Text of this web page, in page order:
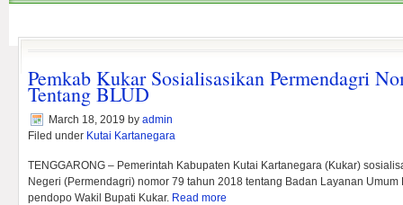
Pemkab Kukar Sosialisasikan Permendagri
Tentang BLUD
March 18, 2019 by admin
Filed under Kutai Kartanegara
TENGGARONG – Pemerintah Kabupaten Kutai Kartanegara (Kukar)
Negeri (Permendagri) nomor 79 tahun 2018 tentang Badan Layanan
pendopo Wakil Bupati Kukar. Read more